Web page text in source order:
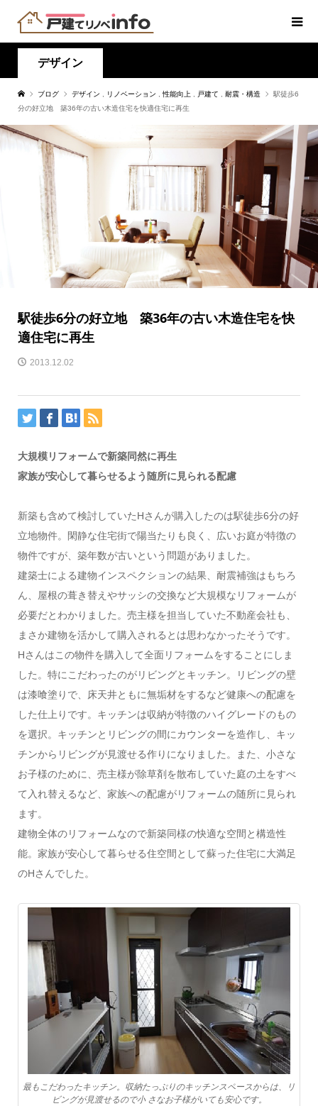
デザイン
ブログ デザイン リノベーション 性能向上 戸建て 耐震・構造
駅徒歩6
分の好立地 築36年の古い木造住宅を快適住宅に再生
駅徒歩6分の好立地 築36年の古い木造住宅を快
適住宅に再生
2013.12.02
大規模リフォームで新築同然に再生
家族が安心して暮らせるよう随所に見られる配慮
新築も含めて検討していたHさんが購入したのは駅徒歩6分の好
立地物件。閑静な住宅街で陽当たりも良く、広いお庭が特徴の
物件ですが、築年数が古いという問題がありました。
建築士による建物インスペクションの結果、耐震補強はもちろ
ん、屋根の葺き替えやサッシの交換など大規模なリフォームが
必要だとわかりました。売主様を担当していた不動産会社も、
まさか建物を活かして購入されるとは思わなかったそうです。
Hさんはこの物件を購入して全面リフォームをすることにしま
した。特にこだわったのがリビングとキッチン。リビングの壁
は漆喰塗りで、床天井ともに無垢材をするなど健康への配慮を
した仕上りです。キッチンは収納が特徴のハイグレードのもの
を選択。キッチンとリビングの間にカウンターを造作し、キッ
チンからリビングが見渡せる作りになりました。また、小さな
お子様のために、売主様が除草剤を散布していた庭の土をすべ
て入れ替えるなど、家族への配慮がリフォームの随所に見られ
ます。
建物全体のリフォームなので新築同様の快適な空間と構造性
能。家族が安心して暮らせる住空間として蘇った住宅に大満足
のHさんでした。
最もこだわったキッチン。収納たっぷりのキッチンスペースからは、リ
ビングが見渡せるので小 さなお子様がいても安心です。